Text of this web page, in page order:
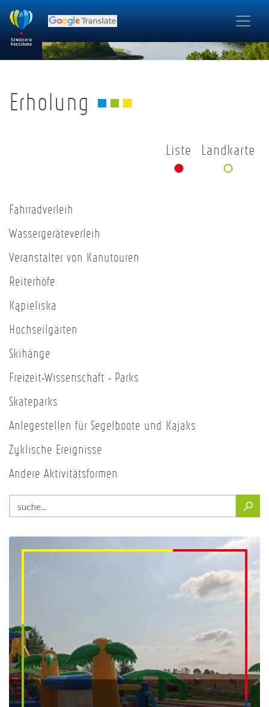
Erholung
Liste Landkarte
Fahrradverleih
Wassergeräteverleih
Veranstalter von Kanutouren
Reiterhöfe
Kąpieliska
Hochseilgärten
Skihänge
Freizeit-Wissenschaft - Parks
Skateparks
Anlegestellen für Segelboote und Kajaks
Zyklische Ereignisse
Andere Aktivitätsformen